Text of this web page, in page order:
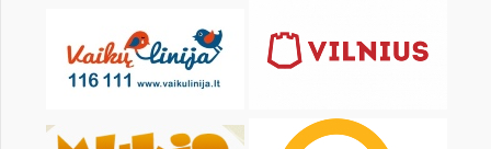
KALENDORIUS
Tr Kt